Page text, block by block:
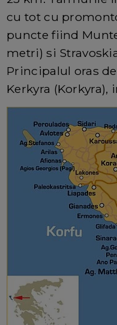
cu tot cu
puncte fiind
metri) si
Principalul oras
Kerkyra (Korkyra),